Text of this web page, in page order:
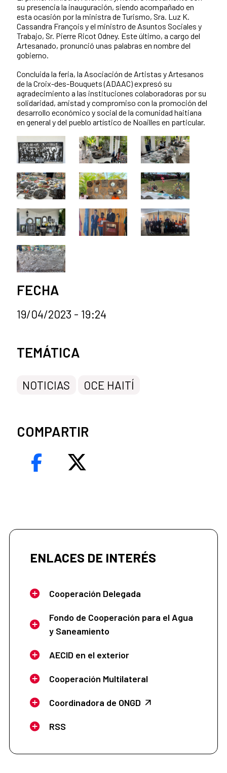
su presencia la inauguración, siendo acompañado en
esta ocasión por la ministra de Turismo, Sra. Luz K.
Cassandra François y el ministro de Asuntos Sociales y
Trabajo, Sr. Pierre Ricot Odney. Este último, a cargo del
Artesanado, pronunció unas palabras en nombre del
gobierno.
Concluida la feria, la Asociación de Artistas y Artesanos
de la Croix-des-Bouquets (ADAAC) expresó su
agradecimiento a las instituciones colaboradoras por su
solidaridad, amistad y compromiso con la promoción del
desarrollo económico y social de la comunidad haitiana
en general y del pueblo artístico de Noailles en particular.
FECHA
19/04/2023 - 19:24
Categorías de la noticia
TEMÁTICA
NOTICIAS OCE HAITÍ
COMPARTIR
ENLACES DE INTERÉS
Cooperación Delegada
Fondo de Cooperación para el Agua
y Saneamiento
AECID en el exterior
Cooperación Multilateral
Coordinadora de ONGD
RSS